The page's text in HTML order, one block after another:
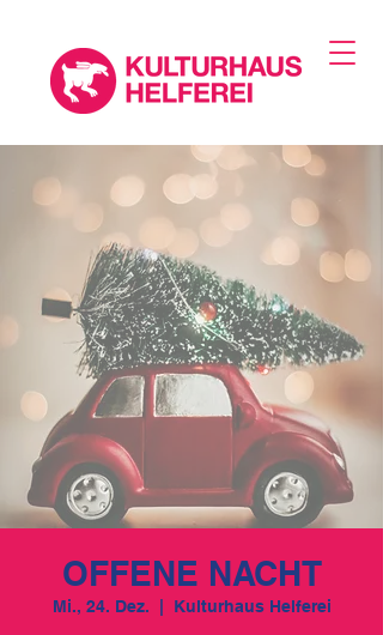
OFFENE NACHT
Mi., 24. Dez. Kulturhaus Helferei